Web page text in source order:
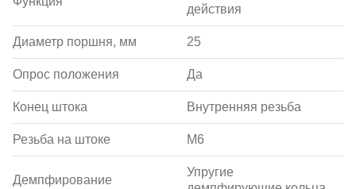
действия
Диаметр поршня, мм 25
Опрос положения Да
Конец штока Внутренняя резьба
Резьба на штоке M6
Демпфирование
Упругие